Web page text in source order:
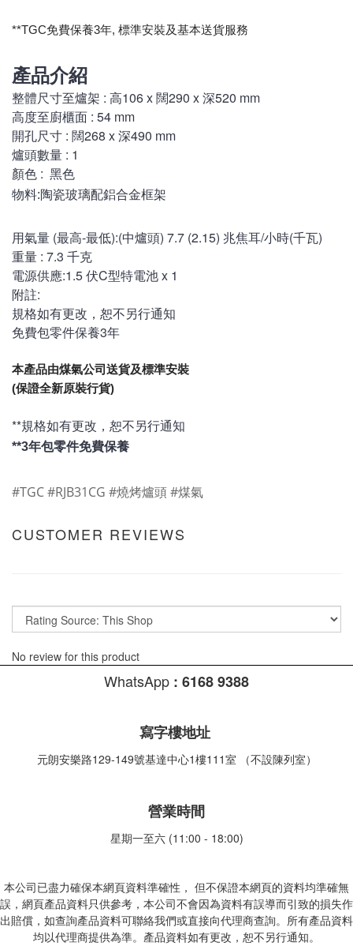
**TGC免費保養3年, 標準安裝及基本送貨服務
產品介紹
整體尺寸至爐架 : 高106 x 闊290 x 深520 mm
高度至廚櫃面 : 54 mm
開孔尺寸 : 闊268 x 深490 mm
爐頭數量 : 1
顏色 : 黑色
物料:陶瓷玻璃配鋁合金框架
用氣量 (最高-最低):(中爐頭) 7.7 (2.15) 兆焦耳/小時(千瓦)
重量 : 7.3 千克
電源供應:1.5 伏C型特電池 x 1
附註:
規格如有更改，恕不另行通知
免費包零件保養3年
本產品由煤氣公司送貨及標準安裝
(保證全新原裝行貨)
**規格如有更改，恕不另行通知
**3年包零件免費保養
#TGC #RJB31CG #燒烤爐頭 #煤氣
CUSTOMER REVIEWS
No review for this product
WhatsApp : 6168 9388
寫字樓地址
元朗安樂路129-149號基達中心1樓111室 （不設陳列室）
營業時間
星期一至六 (11:00 - 18:00)
本公司已盡力確保本網頁資料準確性， 但不保證本網頁的資料均準確無
誤，網頁產品資料只供參考，本公司不會因為資料有誤導而引致的損失作
出賠償，如查詢產品資料可聯絡我們或直接向代理商查詢。所有產品資料
均以代理商提供為準。產品資料如有更改，恕不另行通知。